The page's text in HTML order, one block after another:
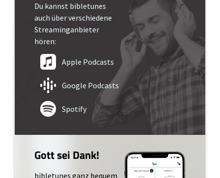
Du kannst bibletunes
auch über verschiedene
Streaminganbieter
hören:
Apple Podcasts
Google Podcasts
Spotify
Gott sei Dank!
bibletunes ganz bequem